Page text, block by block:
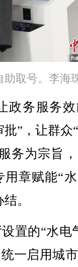
助取号。李海
务服务效
”，让群众
务为宗旨
章赋能“
。
的“水电
一启用城